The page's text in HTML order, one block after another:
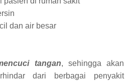
dan air besar
tangan, sehingga akan
dari berbagai penyakit